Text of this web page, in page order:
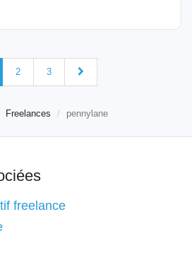
2 3
Freelances pennylane
freelance